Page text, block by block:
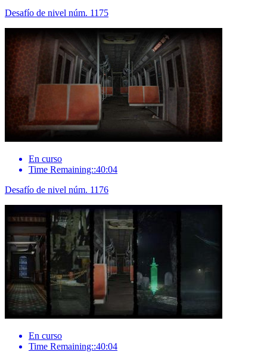
Desafío de nivel núm. 1175
En curso
Time Remaining::40:04
Desafío de nivel núm. 1176
En curso
Time Remaining::40:04